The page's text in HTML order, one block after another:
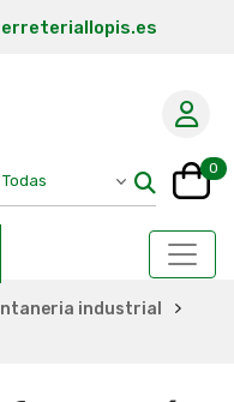
0
industrial